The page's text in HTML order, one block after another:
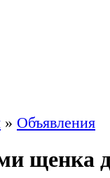
» Объявления
щенка